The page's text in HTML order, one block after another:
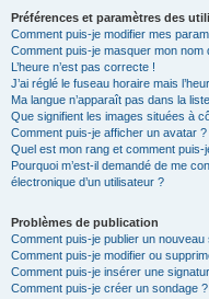
Préférences et paramètres des
Comment puis-je modifier mes
Comment puis-je masquer mon nom
L’heure n’est pas correcte !
J’ai réglé le fuseau horaire mais
Ma langue n’apparaît pas dans la
Que signifient les images situées à
Comment puis-je afficher un avatar ?
Quel est mon rang et comment puis-
Pourquoi m’est-il demandé de me
électronique d’un utilisateur ?
Problèmes de publication
Comment puis-je publier un
Comment puis-je modifier ou
Comment puis-je insérer une
Comment puis-je créer un sondage ?